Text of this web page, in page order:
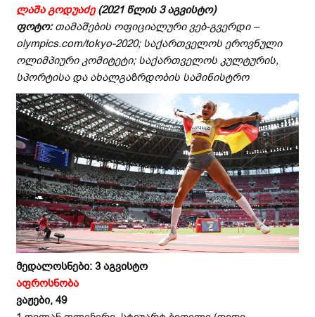
ლაშა გოდუაძე (2021წლის 3 აგვისტო)
ფოტო:თამაშების ოფიციალური ვებ-გვერდი –
olympics.com/tokyo-2020; საქართველოს ეროვნული
ოლიმპიური კომიტეტი; საქართველოს კულტურის,
სპორტისა და ახალგაზრდობის სამინისტრო
მედალოსნები: 3 აგვისტო
აფროსნობა
ვაჟები, 49